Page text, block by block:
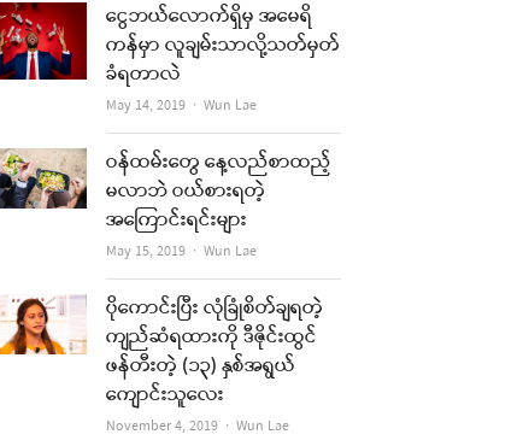
ငွေဘယ်လောက်ရှိမှ အမေရိ
ကန်မှာ လူချမ်းသာလို့သတ်မှတ်
ခံရတာလဲ
May 14, 2019 Author
Wun Lae
ဝန်ထမ်းတွေ နေ့လည်စာထည့်
မလာဘဲ ဝယ်စားရတဲ့
အကြောင်းရင်းများ
May 15, 2019 Author
Wun Lae
ပိုကောင်းပြီး လုံခြုံစိတ်ချရတဲ့
ကျည်ဆံရထားကို ဒီဇိုင်းထွင်
ဖန်တီးတဲ့ (၁၃) နှစ်အရွယ်
ကျောင်းသူလေး
November 4, 2019 Author
Wun Lae